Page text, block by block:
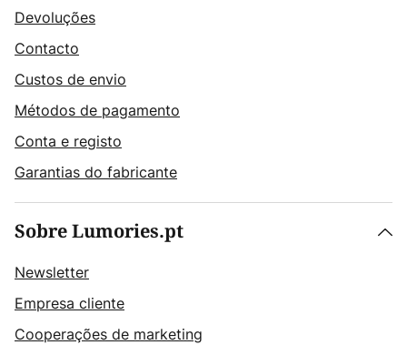
Devoluções
Contacto
Custos de envio
Métodos de pagamento
Conta e registo
Garantias do fabricante
Sobre Lumories.pt
Newsletter
Empresa cliente
Cooperações de marketing